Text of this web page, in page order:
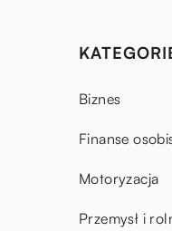
Biznes
Finanse
Motoryzacja
Przemysł i